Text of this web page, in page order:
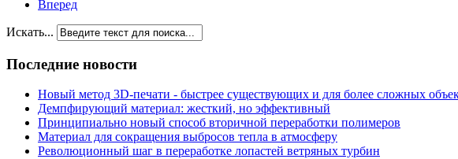
Вперед
Искать...
Последние новости
Новый метод 3D-печати - быстрее существующих и для более сложных
Демпфирующий материал: жесткий, но эффективный
Принципиально новый способ вторичной переработки полимеров
Материал для сокращения выбросов тепла в атмосферу
Революционный шаг в переработке лопастей ветряных турбин